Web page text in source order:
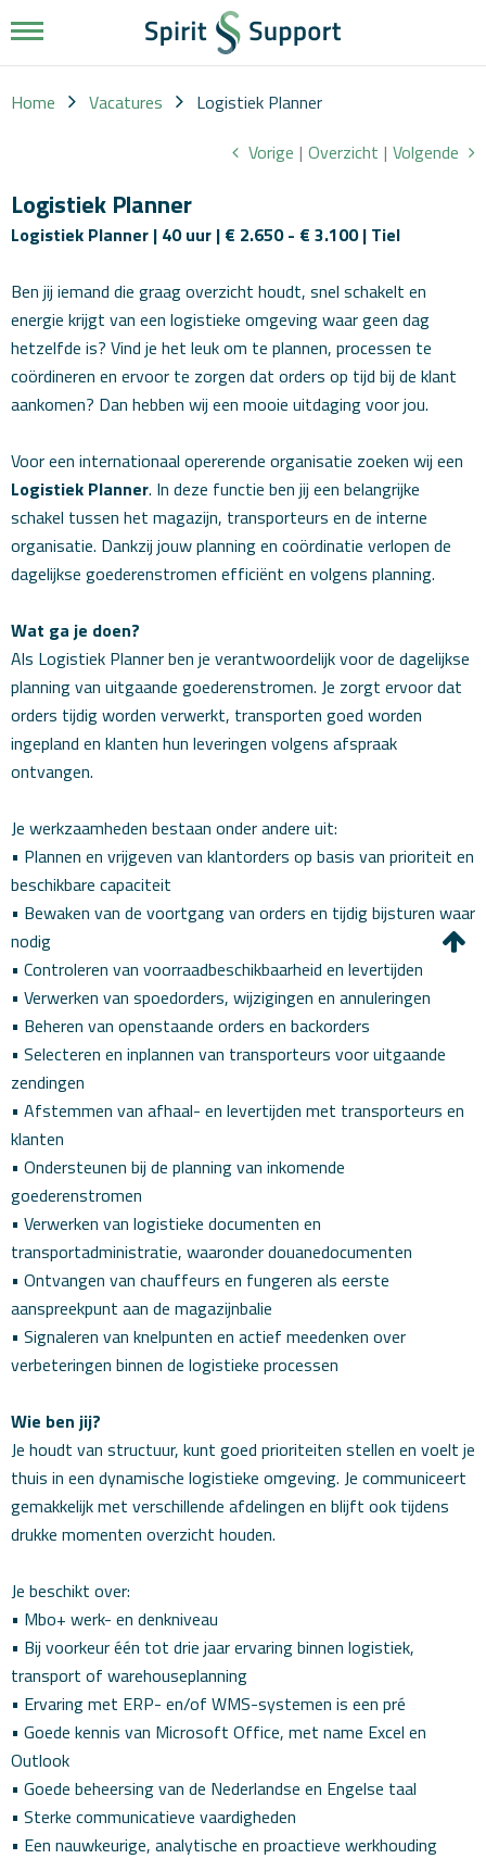
Werkgevers
Werkwijze
Diensten
Nieuws
Contact
Home Vacatures
Logistiek Planner
Volgende
|
Overzicht
|
Vorige
Logistiek Planner
Logistiek Planner | 40 uur | € 2.650 - € 3.100 | Tiel
Ben jij iemand die graag overzicht houdt, snel schakelt en
energie krijgt van een logistieke omgeving waar geen dag
hetzelfde is? Vind je het leuk om te plannen, processen te
coördineren en ervoor te zorgen dat orders op tijd bij de klant
aankomen? Dan hebben wij een mooie uitdaging voor jou.
Voor een internationaal opererende organisatie zoeken wij een
Logistiek Planner. In deze functie ben jij een belangrijke
schakel tussen het magazijn, transporteurs en de interne
organisatie. Dankzij jouw planning en coördinatie verlopen de
dagelijkse goederenstromen efficiënt en volgens planning.
Wat ga je doen?
Als Logistiek Planner ben je verantwoordelijk voor de dagelijkse
planning van uitgaande goederenstromen. Je zorgt ervoor dat
orders tijdig worden verwerkt, transporten goed worden
ingepland en klanten hun leveringen volgens afspraak
ontvangen.
Je werkzaamheden bestaan onder andere uit:
• Plannen en vrijgeven van klantorders op basis van prioriteit en
beschikbare capaciteit
• Bewaken van de voortgang van orders en tijdig bijsturen waar
nodig
• Controleren van voorraadbeschikbaarheid en levertijden
• Verwerken van spoedorders, wijzigingen en annuleringen
• Beheren van openstaande orders en backorders
• Selecteren en inplannen van transporteurs voor uitgaande
zendingen
• Afstemmen van afhaal- en levertijden met transporteurs en
klanten
• Ondersteunen bij de planning van inkomende
goederenstromen
• Verwerken van logistieke documenten en
transportadministratie, waaronder douanedocumenten
• Ontvangen van chauffeurs en fungeren als eerste
aanspreekpunt aan de magazijnbalie
• Signaleren van knelpunten en actief meedenken over
verbeteringen binnen de logistieke processen
Wie ben jij?
Je houdt van structuur, kunt goed prioriteiten stellen en voelt je
thuis in een dynamische logistieke omgeving. Je communiceert
gemakkelijk met verschillende afdelingen en blijft ook tijdens
drukke momenten overzicht houden.
Je beschikt over:
• Mbo+ werk- en denkniveau
• Bij voorkeur één tot drie jaar ervaring binnen logistiek,
transport of warehouseplanning
• Ervaring met ERP- en/of WMS-systemen is een pré
• Goede kennis van Microsoft Office, met name Excel en
Outlook
• Goede beheersing van de Nederlandse en Engelse taal
• Sterke communicatieve vaardigheden
• Een nauwkeurige, analytische en proactieve werkhouding